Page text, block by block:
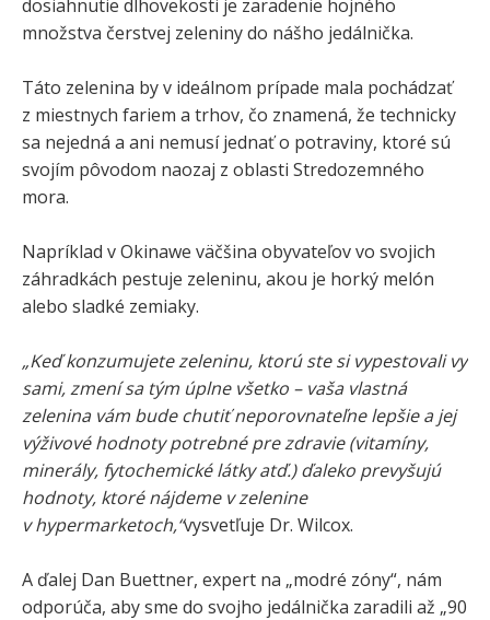
dosiahnutie dlhovekosti je zaradenie hojného
množstva čerstvej zeleniny do nášho jedálnička.
Táto zelenina by v ideálnom prípade mala pochádzať
z miestnych fariem a trhov, čo znamená, že technicky
sa nejedná a ani nemusí jednať o potraviny, ktoré sú
svojím pôvodom naozaj z oblasti Stredozemného
mora.
Napríklad v Okinawe väčšina obyvateľov vo svojich
záhradkách pestuje zeleninu, akou je horký melón
alebo sladké zemiaky.
„Keď konzumujete zeleninu, ktorú ste si vypestovali vy
sami, zmení sa tým úplne všetko – vaša vlastná
zelenina vám bude chutiť neporovnateľne lepšie a jej
výživové hodnoty potrebné pre zdravie (vitamíny,
minerály, fytochemické látky atď.) ďaleko prevyšujú
hodnoty, ktoré nájdeme v zelenine
v hypermarketoch,“vysvetľuje Dr. Wilcox.
A ďalej Dan Buettner, expert na „modré zóny“, nám
odporúča, aby sme do svojho jedálnička zaradili až „90